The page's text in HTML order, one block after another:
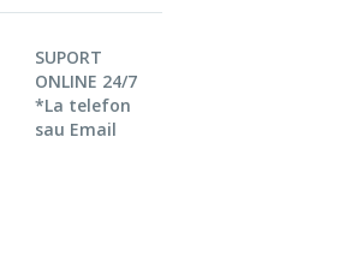
SUPORT
ONLINE 24/7
*La telefon
sau Email